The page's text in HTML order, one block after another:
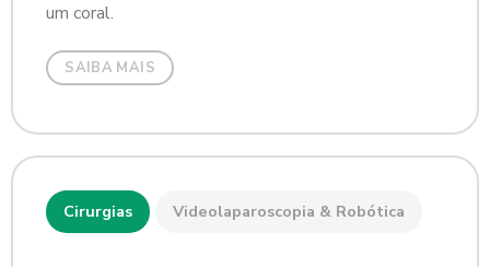
um coral.
SAIBA MAIS
Cirurgias Videolaparoscopia & Robótica